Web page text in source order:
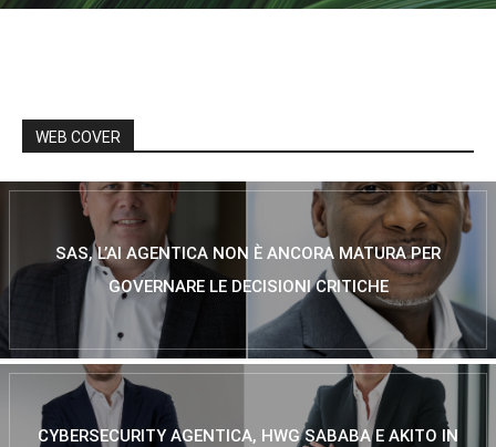
WEB COVER
SAS, L’AI AGENTICA NON È ANCORA MATURA PER
GOVERNARE LE DECISIONI CRITICHE
CYBERSECURITY AGENTICA, HWG SABABA E AKITO IN